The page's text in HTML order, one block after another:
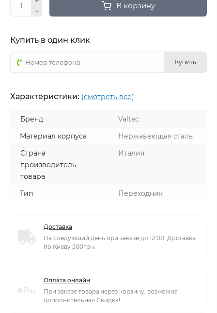
В корзину
Купить в один клик
Купить
Характеристики: (смотреть все)
Бренд
Valtec
Материал корпуса
Нержавеющая сталь
Страна
производитель
товара
Италия
Тип Переходник
Доставка
На следующий день при заказе до 12:00. Доставка
по Киеву 500грн.
Оплата онлайн
При заказе товара через корзину, возможна
дополнительная Скидка!